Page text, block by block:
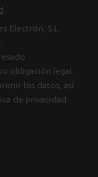
Electrón, S.L.
obligación legal.
los datos, así
de privacidad.